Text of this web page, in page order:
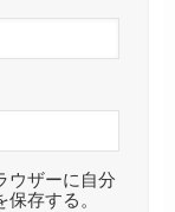
ウザーに自分
存する。